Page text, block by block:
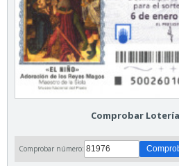
Comprobar
Comprobar número: